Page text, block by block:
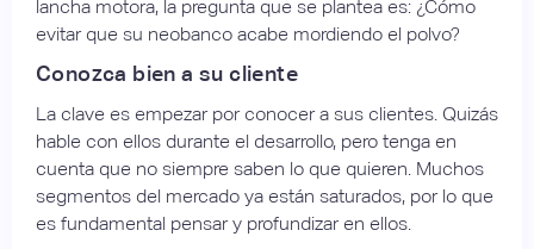
lancha motora, la pregunta que se plantea es: ¿Cómo
evitar que su neobanco acabe mordiendo el polvo?
Conozca bien a su cliente
La clave es empezar por conocer a sus clientes. Quizás
hable con ellos durante el desarrollo, pero tenga en
cuenta que no siempre saben lo que quieren. Muchos
segmentos del mercado ya están saturados, por lo que
es fundamental pensar y profundizar en ellos.